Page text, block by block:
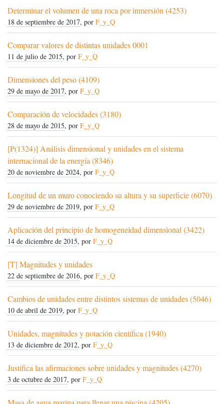
Determinar el volumen de una roca por inmersión (4253)
18 de septiembre de 2017, por F_y_Q
Comparar valores de distintas unidades 0001
11 de julio de 2015, por F_y_Q
Dimensiones del peso (4109)
29 de mayo de 2017, por F_y_Q
Comparación de velocidades (3180)
28 de mayo de 2015, por F_y_Q
[P(1324)] Análisis dimensional y unidades en el sistema
internacional de la energía (8346)
20 de noviembre de 2024, por F_y_Q
Longitud de un muro conociendo su altura y su superficie (6070)
29 de noviembre de 2019, por F_y_Q
Aplicación del principio de homogeneidad dimensional (3422)
14 de diciembre de 2015, por F_y_Q
[T] Magnitudes y unidades
22 de septiembre de 2016, por F_y_Q
Cambios de unidades entre distintos sistemas de unidades (5046)
10 de abril de 2019, por F_y_Q
Unidades, magnitudes y notación científica (1940)
13 de diciembre de 2012, por F_y_Q
Justifica las afirmaciones sobre unidades y magnitudes (4270)
3 de octubre de 2017, por F_y_Q